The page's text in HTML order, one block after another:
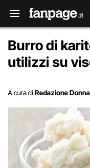
Burro di
utilizzi su
A cura di Redazione Donna